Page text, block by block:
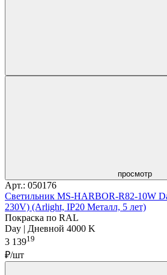
просмотр
Арт.: 050176
Светильник MS-HARBOR-R82-10W
230V) (Arlight, IP20 Металл, 5 лет)
Покраска по RAL
Day | Дневной 4000 K
3 13919
₽/шт